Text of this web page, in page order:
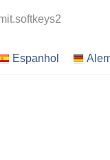
Espanhol